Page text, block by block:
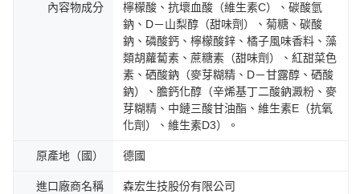
內容物成分
檸檬酸、抗壞血酸（維生素C）、碳酸氫
鈉、D－山梨醇（甜味劑）、菊糖、碳酸
鈉、磷酸鈣、檸檬酸鋅、橘子風味香料、藻
類胡蘿蔔素、蔗糖素（甜味劑）、紅甜菜色
素、硒酸鈉（麥芽糊精、D－甘露醇、硒酸
鈉）、膽鈣化醇（辛烯基丁二酸鈉澱粉、麥
芽糊精、中鏈三酸甘油酯、維生素E（抗氧
化劑）、維生素D3）。
原產地（國） 德國
進口廠商名稱 森宏生技股份有限公司